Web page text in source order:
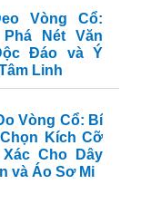
Vòng Cổ:
Phá Nét Văn
Đáo và Ý
Linh
Vòng Cổ: Bí
Kích Cỡ
Cho Dây
và Áo Sơ Mi